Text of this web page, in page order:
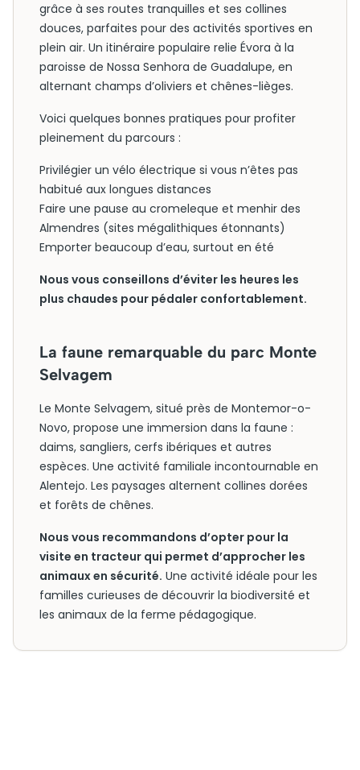
grâce à ses routes tranquilles et ses collines
douces, parfaites pour des activités sportives en
plein air. Un itinéraire populaire relie Évora à la
paroisse de Nossa Senhora de Guadalupe, en
alternant champs d’oliviers et chênes-lièges.
Voici quelques bonnes pratiques pour profiter
pleinement du parcours :
Privilégier un vélo électrique si vous n’êtes pas
habitué aux longues distances
Faire une pause au cromeleque et menhir des
Almendres (sites mégalithiques étonnants)
Emporter beaucoup d’eau, surtout en été
Nous vous conseillons d’éviter les heures les
plus chaudes pour pédaler confortablement.
La faune remarquable du parc Monte
Selvagem
Le Monte Selvagem, situé près de Montemor-o-
Novo, propose une immersion dans la faune :
daims, sangliers, cerfs ibériques et autres
espèces. Une activité familiale incontournable en
Alentejo. Les paysages alternent collines dorées
et forêts de chênes.
Nous vous recommandons d’opter pour la
visite en tracteur qui permet d’approcher les
animaux en sécurité. Une activité idéale pour les
familles curieuses de découvrir la biodiversité et
les animaux de la ferme pédagogique.